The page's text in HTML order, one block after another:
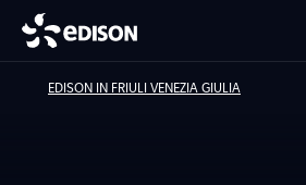
EDISON IN FRIULI VENEZIA GIULIA